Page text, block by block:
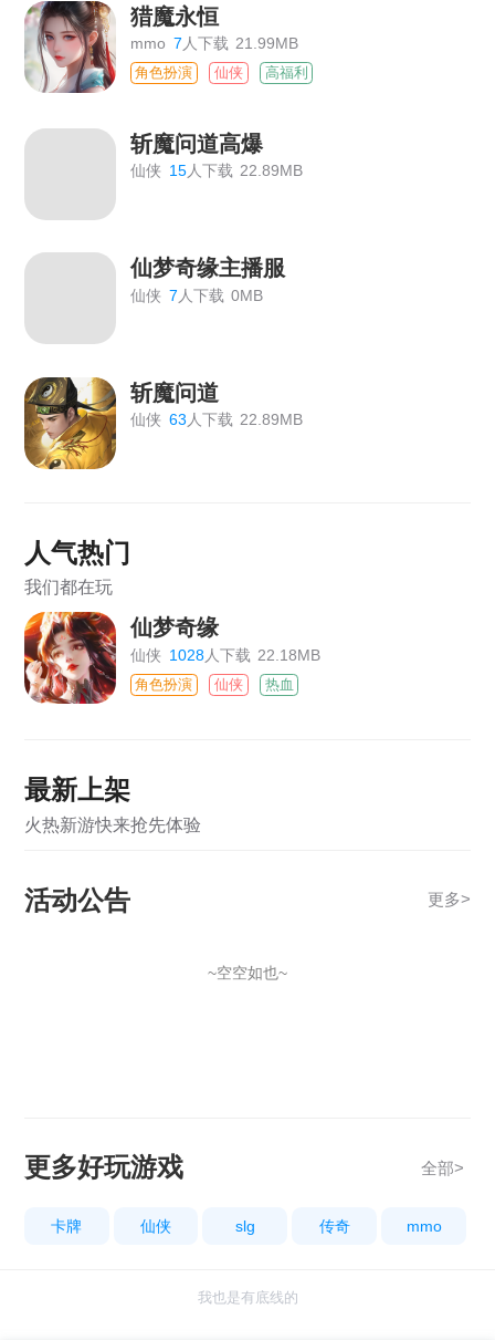
猎魔永恒
mmo 7 人下载 21.99MB
角色扮演 仙侠 高福利
斩魔问道高爆
仙侠 15人下载 22.89MB
仙梦奇缘主播服
仙侠 7 人下载 0MB
斩魔问道
仙侠 63人下载 22.89MB
人气热门
我们都在玩
仙梦奇缘
仙侠 1028人下载 22.18MB
角色扮演 仙侠 热血
最新上架
火热新游快来抢先体验
活动公告 更多>
~空空如也~
更多好玩游戏 全部>
卡牌 仙侠 slg 传奇 mmo
我也是有底线的